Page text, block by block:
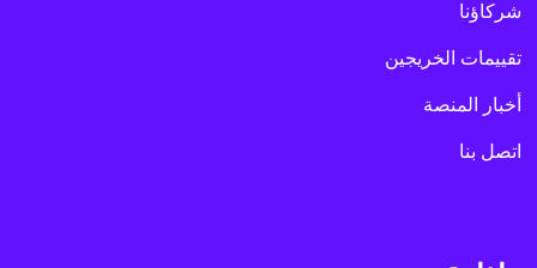
شركاؤنا
تقييمات الخريجين
أخبار المنصة
اتصل بنا